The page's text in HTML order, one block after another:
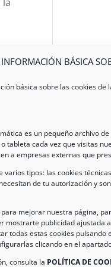
INFORMACIÓN BÁSICA
básica sobre las cookies de
es un pequeño archivo
tableta cada vez que visitas
a empresas externas que
varios tipos: las cookies
de tu autorización y
mejorar nuestra página,
mostrarte publicidad ajustada
todas estas cookies pulsando
clicando en el
consulta la POLÍTICA DE
de Contacto
C/ Iglesia, 17 – CP
de Jorquera – Albacete
(+34) 967 48 22 15
info@climanavas.com